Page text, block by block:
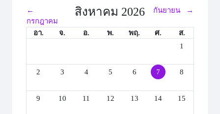
←
กรกฎาคม
สิงหาคม 2026 กันยายน →
อาทิตย์
อา. จันทร์
จ. อังคาร
อ. พุธ
พ. พฤหัสบดี
พฤ. ศุกร์
ศ. เสาร์
ส.
No events, วั
1
No events, วันอาทิตย์, 2 สิงหาคม
2 No events, วันจันทร์, 3 สิงหาคม
3 No events, วันอังคาร, 4 สิงหาคม
4 No events, วันพุธ, 5 สิงหาคม
5 No events, วันพฤหัสบดี, 6 สิ
6 No events, วันศุกร์, 7
7 No events, วั
8
No events, วันอาทิตย์, 9 สิงหาคม
9 No events, วันจันทร์, 10 สิงหาคม
10 No events, วันอังคาร, 11 สิงหาคม
11 No events, วันพุธ, 12 สิงหาคม
12 No events, วันพฤหัสบดี, 13
13 No events, วันศุกร์,
14 No events, วั
15